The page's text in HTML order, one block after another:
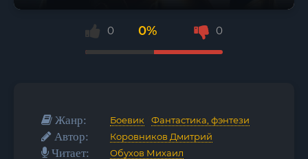
0 0% 0
Жанр: Боевик Фантастика, фэнтези
Автор: Коровников Дмитрий
Читает: Обухов Михаил